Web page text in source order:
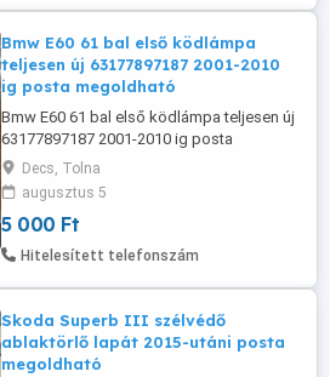
Bmw E60 61 bal első ködlámpa
teljesen új 63177897187 2001-2010
ig posta megoldható
Bmw E60 61 bal első ködlámpa teljesen új
63177897187 2001-2010 ig posta
megoldható
Decs, Tolna
augusztus 5
5 000 Ft
Hitelesített telefonszám
Skoda Superb III szélvédő
ablaktörlő lapát 2015-utáni posta
megoldható